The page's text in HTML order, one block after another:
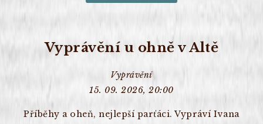
Vyprávění u ohně v Altě
Vyprávění
15. 09. 2026, 20:00
Příběhy a oheň, nejlepší parťáci. Vypráví Ivana